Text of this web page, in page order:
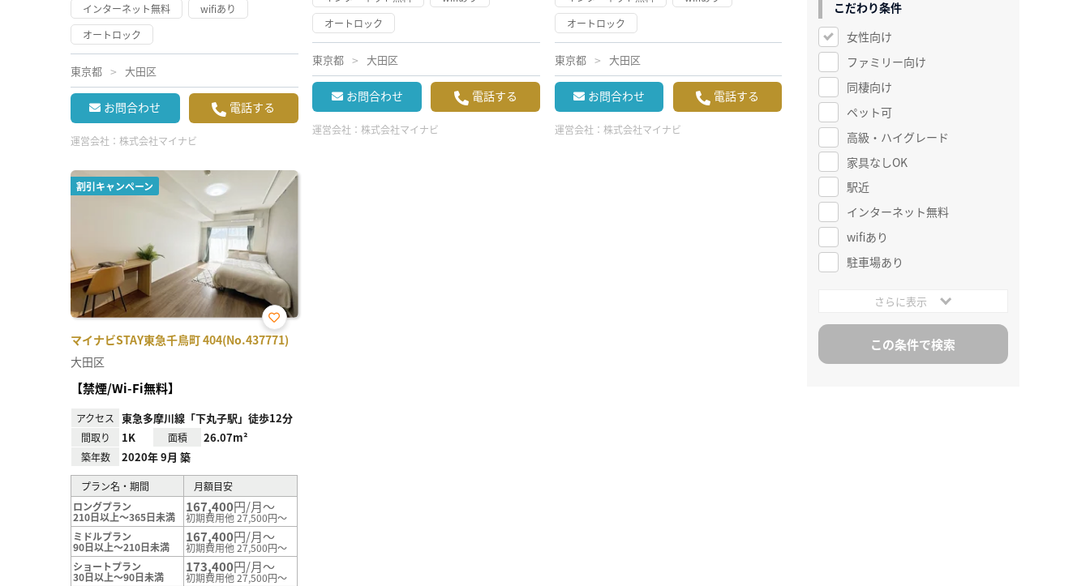
インターネット無料
wifiあり
オートロック
東京都 大田区
お問合わせ 電話する
運営会社： 株式会社マイナビ
オートロック
東京都 大田区
お問合わせ 電話する
運営会社：株式会社マイナビ
オートロック
東京都 大田区
お問合わせ 電話する
運営会社： 株式会社マイナビ
割引キャンペーン
マイナビSTAY東急千鳥町 404(No.437771)
お気
に入
大田区
【禁煙/Wi-Fi無料】
アクセス 東急多摩川線「下丸子駅」徒歩12分
間取り 1K 面積 26.07m²
築年数 2020年 9月 築
プラン名・期間
月額目安
ロングプラン
210日以上～365日未満
167,400円/月～
初期費用他 27,500円～
ミドルプラン
90日以上～210日未満
167,400円/月～
初期費用他 27,500円～
ショートプラン
30日以上～90日未満
173,400円/月～
初期費用他 27,500円～
こだわり条件
女性向け
ファミリー向け
同棲向け
ペット可
高級・ハイグレード
家具なしOK
駅近
インターネット無料
wifiあり
駐車場あり
さらに表示